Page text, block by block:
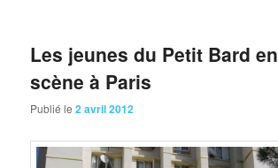
Les jeunes du Petit Bard en
scène à Paris
Publié le2 avril 2012